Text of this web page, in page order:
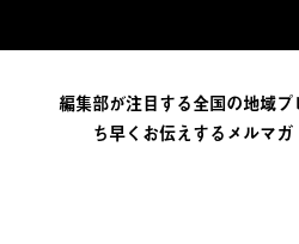
編集部が注目する全国の地域
ち早くお伝えするメルマガ